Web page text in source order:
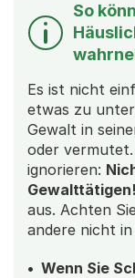
So
Es ist nicht
etwas zu
Gewalt in
oder vermutet.
ignorieren:
Gewalttätigen!
aus. Achten
andere nicht
Wenn Sie